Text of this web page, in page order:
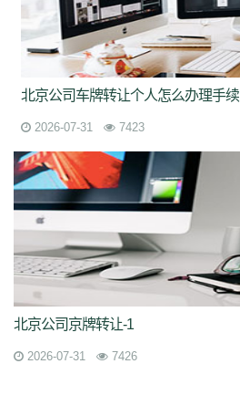
北京公司车牌转让个人怎么办理手续
2026-07-31 7423
北京公司京牌转让-1
2026-07-31 7426